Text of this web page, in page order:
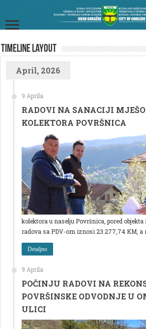
TimeLine Layout
April, 2026
9 Aprila
RADOVI NA SANACIJI
KOLEKTORA POVRŠNICA
kolektora u naselju Površnica, pored
radova sa PDV-om iznosi 23.277,74 KM, a
Detaljno
9 Aprila
POČINJU RADOVI NA
POVRŠINSKE ODVODNJE U
ULICI